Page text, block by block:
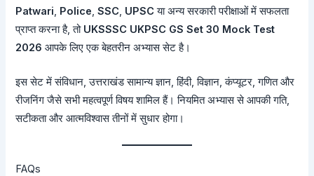
Patwari, Police,SSC, UPSCया अन्य सरकारी परीक्षाओं में सफलता
प्राप्त करना है, तो UKSSSC UKPSC GS Set 30 Mock Test
2026 आपके लिए एक बेहतरीन अभ्यास सेट है।
इस सेट में संविधान, उत्तराखंड सामान्य ज्ञान, हिंदी, विज्ञान, कंप्यूटर, गणित और
रीजनिंग जैसे सभी महत्वपूर्ण विषय शामिल हैं। नियमित अभ्यास से आपकी गति,
सटीकता और आत्मविश्वास तीनों में सुधार होगा।
FAQs